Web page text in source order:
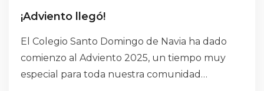
¡Adviento llegó!
El Colegio Santo Domingo de Navia ha dado
comienzo al Adviento 2025, un tiempo muy
especial para toda nuestra comunidad